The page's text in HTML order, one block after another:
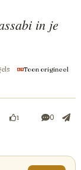
in je
Toon origineel
1 0